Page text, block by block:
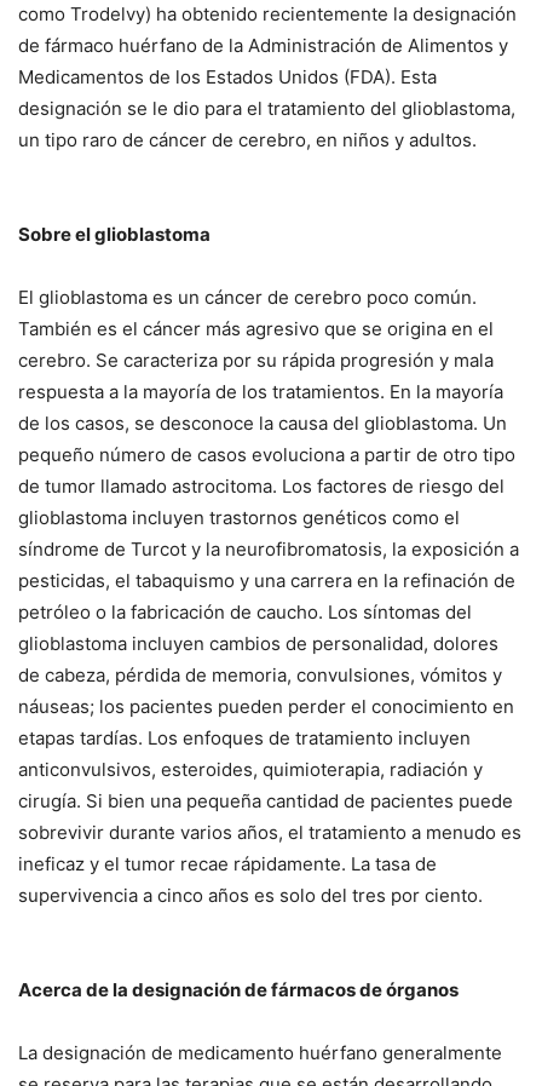
como Trodelvy) ha obtenido recientemente la designación
de fármaco huérfano de la Administración de Alimentos y
Medicamentos de los Estados Unidos (FDA). Esta
designación se le dio para el tratamiento del glioblastoma,
un tipo raro de cáncer de cerebro, en niños y adultos.
Sobre el glioblastoma
El glioblastoma es un cáncer de cerebro poco común.
También es el cáncer más agresivo que se origina en el
cerebro. Se caracteriza por su rápida progresión y mala
respuesta a la mayoría de los tratamientos. En la mayoría
de los casos, se desconoce la causa del glioblastoma. Un
pequeño número de casos evoluciona a partir de otro tipo
de tumor llamado astrocitoma. Los factores de riesgo del
glioblastoma incluyen trastornos genéticos como el
síndrome de Turcot y la neurofibromatosis, la exposición a
pesticidas, el tabaquismo y una carrera en la refinación de
petróleo o la fabricación de caucho. Los síntomas del
glioblastoma incluyen cambios de personalidad, dolores
de cabeza, pérdida de memoria, convulsiones, vómitos y
náuseas; los pacientes pueden perder el conocimiento en
etapas tardías. Los enfoques de tratamiento incluyen
anticonvulsivos, esteroides, quimioterapia, radiación y
cirugía. Si bien una pequeña cantidad de pacientes puede
sobrevivir durante varios años, el tratamiento a menudo es
ineficaz y el tumor recae rápidamente. La tasa de
supervivencia a cinco años es solo del tres por ciento.
Acerca de la designación de fármacos de órganos
La designación de medicamento huérfano generalmente